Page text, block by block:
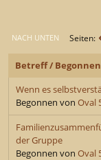
NACH UNTEN Seiten
Betreff/
Wenn es
Begonnen von Oval
der Gruppe
Begonnen von Oval